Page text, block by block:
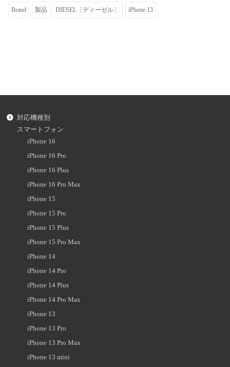
Brand 製品 DIESEL〔ディーゼル〕 iPhone 13
対応機種別
スマートフォン
iPhone 16
iPhone 16 Pro
iPhone 16 Plus
iPhone 16 Pro Max
iPhone 15
iPhone 15 Pro
iPhone 15 Plus
iPhone 15 Pro Max
iPhone 14
iPhone 14 Pro
iPhone 14 Plus
iPhone 14 Pro Max
iPhone 13
iPhone 13 Pro
iPhone 13 Pro Max
iPhone 13 mini